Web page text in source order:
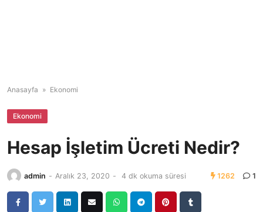
Anasayfa » Ekonomi
Ekonomi
Hesap İşletim Ücreti Nedir?
admin - Aralık 23, 2020 - 4 dk okuma süresi 1262 1